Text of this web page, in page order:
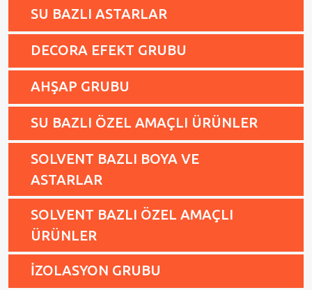
SU BAZLI ASTARLAR
DECORA EFEKT GRUBU
AHŞAP GRUBU
SU BAZLI ÖZEL AMAÇLI ÜRÜNLER
SOLVENT BAZLI BOYA VE
ASTARLAR
SOLVENT BAZLI ÖZEL AMAÇLI
ÜRÜNLER
İZOLASYON GRUBU